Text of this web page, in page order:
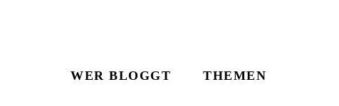
WER BLOGGT THEMEN